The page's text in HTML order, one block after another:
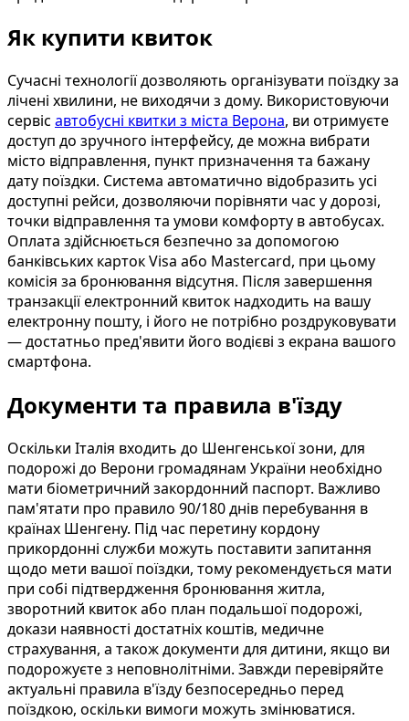
Як купити квиток
Сучасні технології дозволяють організувати поїздку за
лічені хвилини, не виходячи з дому. Використовуючи
сервіс автобусні квитки з міста Верона, ви отримуєте
доступ до зручного інтерфейсу, де можна вибрати
місто відправлення, пункт призначення та бажану
дату поїздки. Система автоматично відобразить усі
доступні рейси, дозволяючи порівняти час у дорозі,
точки відправлення та умови комфорту в автобусах.
Оплата здійснюється безпечно за допомогою
банківських карток Visa або Mastercard, при цьому
комісія за бронювання відсутня. Після завершення
транзакції електронний квиток надходить на вашу
електронну пошту, і його не потрібно роздруковувати
— достатньо пред'явити його водієві з екрана вашого
смартфона.
Документи та правила в'їзду
Оскільки Італія входить до Шенгенської зони, для
подорожі до Верони громадянам України необхідно
мати біометричний закордонний паспорт. Важливо
пам'ятати про правило 90/180 днів перебування в
країнах Шенгену. Під час перетину кордону
прикордонні служби можуть поставити запитання
щодо мети вашої поїздки, тому рекомендується мати
при собі підтвердження бронювання житла,
зворотний квиток або план подальшої подорожі,
докази наявності достатніх коштів, медичне
страхування, а також документи для дитини, якщо ви
подорожуєте з неповнолітніми. Завжди перевіряйте
актуальні правила в'їзду безпосередньо перед
поїздкою, оскільки вимоги можуть змінюватися.